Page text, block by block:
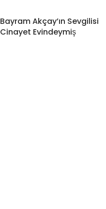
Bayram Akçay’ın Sevgilisi
Cinayet Evindeymiş